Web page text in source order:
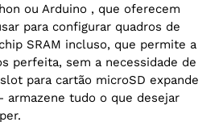
ou Arduino , que oferecem
para configurar quadros de
SRAM incluso, que permite a
perfeita, sem a necessidade de
para cartão microSD expande
armazene tudo o que desejar